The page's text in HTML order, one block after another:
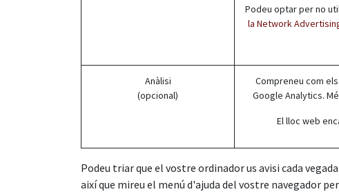
Podeu optar per no
la Network
Anàlisi
(opcional)
Compreneu com
Google Analytics.
El lloc web
Podeu triar que el vostre ordinador us avisi cada
així que mireu el menú d'ajuda del vostre navegador